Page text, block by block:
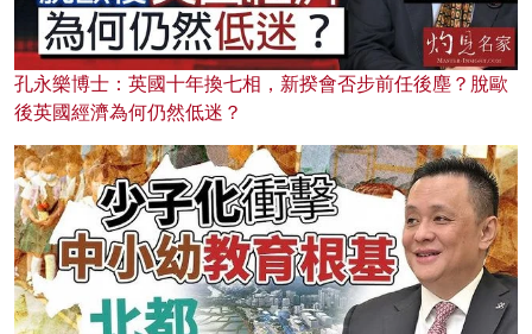
孔永樂博士：英國十年換七相，新揆會否步前任後塵？脫歐
後英國經濟為何仍然低迷？